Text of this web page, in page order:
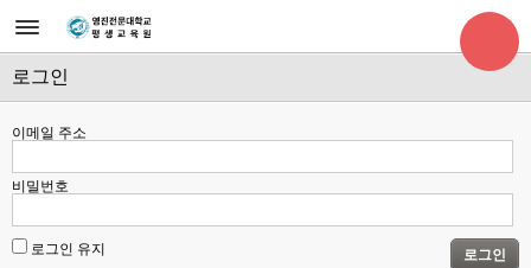
로그인
이메일 주소
비밀번호
로그인 유지 로그인